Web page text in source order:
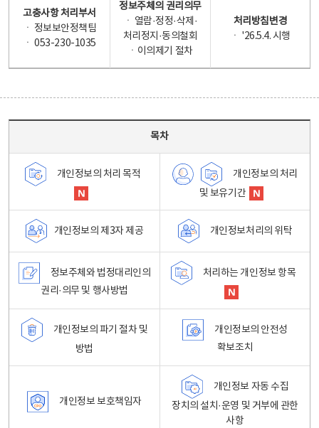
고충사항 처리부서
ㆍ 정보보안정책팀
ㆍ 053-230-1035
정보주체의 권리의무
ㆍ 열람·정정·삭제·
처리정지·동의철회
ㆍ이의제기 절차
처리방침변경
ㆍ '26.5.4. 시행
목차
개인정보의 처리 목적
개인정보의 처리
및 보유기간
개인정보의 제3자 제공 개인정보처리의 위탁
정보주체와 법정대리인의
권리·의무 및 행사방법
처리하는 개인정보 항목
개인정보의 파기 절차 및
방법
개인정보의 안전성
확보조치
개인정보 보호책임자
개인정보 자동 수집
장치의 설치·운영 및 거부에 관한
사항